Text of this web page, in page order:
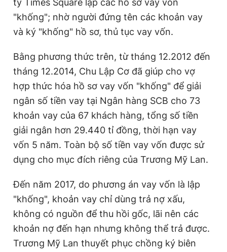
ty Times Square lập các hồ sơ vay vốn
"khống"; nhờ người đứng tên các khoản vay
và ký "khống" hồ sơ, thủ tục vay vốn.
Bằng phương thức trên, từ tháng 12.2012 đến
tháng 12.2014, Chu Lập Cơ đã giúp cho vợ
hợp thức hóa hồ sơ vay vốn "khống" để giải
ngân số tiền vay tại Ngân hàng SCB cho 73
khoản vay của 67 khách hàng, tổng số tiền
giải ngân hơn 29.440 tỉ đồng, thời hạn vay
vốn 5 năm. Toàn bộ số tiền vay vốn được sử
dụng cho mục đích riêng của Trương Mỹ Lan.
Đến năm 2017, do phương án vay vốn là lập
"khống", khoản vay chỉ dùng trả nợ xấu,
không có nguồn để thu hồi gốc, lãi nên các
khoản nợ đến hạn nhưng không thể trả được.
Trương Mỹ Lan thuyết phục chồng ký biên